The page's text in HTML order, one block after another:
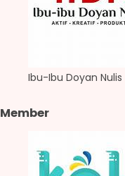
Ibu-Ibu Doyan Nulis
Member